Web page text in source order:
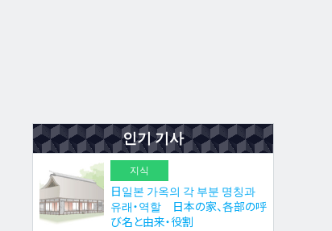
인기 기사
지식
日일본 가옥의 각 부분 명칭과
유래・역할 日本の家、各部の呼
び名と由来・役割